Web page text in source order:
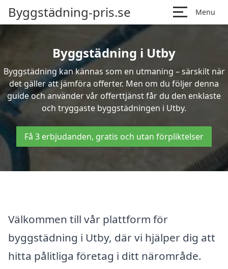
Byggstädning-pris.se Menu
Byggstädning i Utby
Byggstädning kan kännas som en utmaning – särskilt när
det gäller att jämföra offerter. Men om du följer denna
guide och använder vår offerttjänst får du den enklaste
och tryggaste byggstädningen i Utby.
Få 3 erbjudanden, gratis och utan förpliktelser
Välkommen till vår plattform för
byggstädning i Utby, där vi hjälper dig att
hitta pålitliga företag i ditt närområde.